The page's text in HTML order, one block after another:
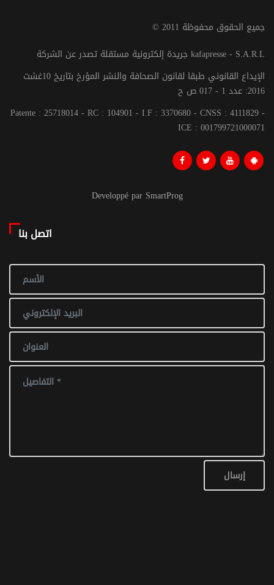
© جميع الحقوق محفوظة 2011
جريدة إلكترونية مستقلة تصدر عن الشركة kafapresse - S.A.R.L
الإيداع القانوني طبقا لقانون الصحافة والنشر المؤرخ بتاريخ 10غشت
2016: عدد 1 - 017 ص ح
Patente : 25718014 - RC : 104901 - I.F : 3370680 - CNSS : 4111829 -
ICE : 001799721000071
Developpé par SmartProg
اتصل بنا